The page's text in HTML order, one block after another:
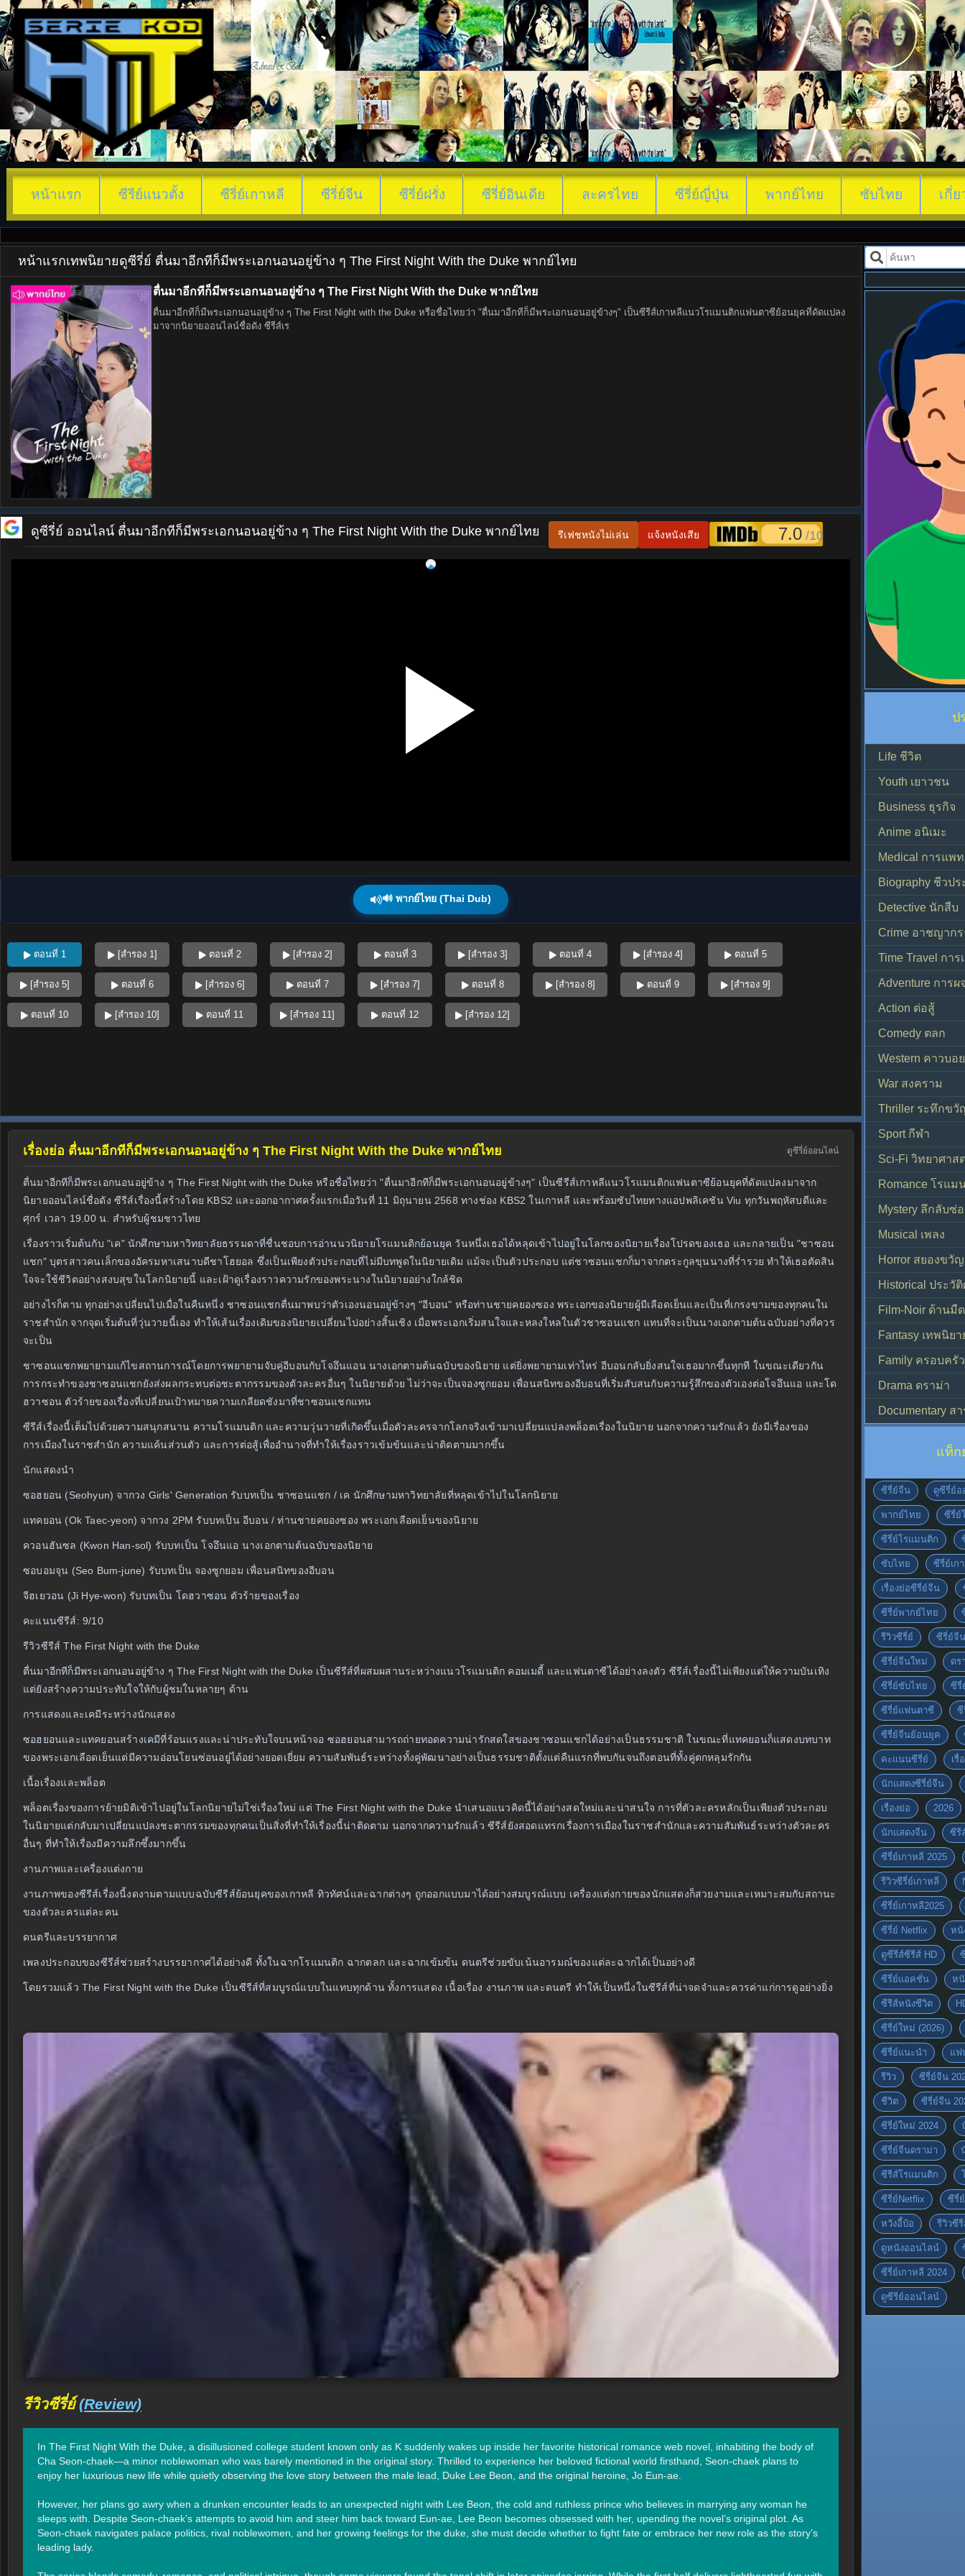
ตื่นมาอีกทีก็มีพระเอกนอนอยู่ข้าง ๆ The First Night With
หน้าแรก ซีรีย์แนวตั้ง ซีรี่ย์เกาหลี ซีรี่ย์จีน ซีรี่ย์ฝรั่ง ซีรี่ย์อินเดีย ละครไทย ซีรี่ย์ญี่ปุ่น พากย์ไทย ซับไทย เกี่ย
หน้าแรกเทพนิยายดูซีรี่ย์ ตื่นมาอีกทีก็มีพระเอกนอนอยู่ข้าง ๆ The First Night With the Duke พากย์ไทย
ตื่นมาอีกทีก็มีพระเอกนอนอยู่ข้าง ๆ The First Night With the Duke พากย์ไทย
ตื่นมาอีกทีก็มีพระเอกนอนอยู่ข้าง ๆ The First Night with the Duke หรือชื่อไทยว่า "ตื่นมาอีกทีก็มีพระเอกนอนอยู่ข้างๆ" เป็นซีรีส์เกาหลีแนวโรแมนติกแฟนตาซีย้อนยุคที่ดัดแปลง
มาจากนิยายออนไลน์ชื่อดัง ซีรีส์เร
ดูซีรี่ย์ ออนไลน์ ตื่นมาอีกทีก็มีพระเอกนอนอยู่ข้าง ๆ The First Night With the Duke พากย์ไทย รีเฟชหนังไม่เล่น แจ้งหนังเสีย 7.0 /10
🔊 พากย์ไทย (Thai Dub)
ตอนที่ 1 [สำรอง 1] ตอนที่ 2 [สำรอง 2] ตอนที่ 3 [สำรอง 3] ตอนที่ 4 [สำรอง 4] ตอนที่ 5
[สำรอง 5] ตอนที่ 6 [สำรอง 6] ตอนที่ 7 [สำรอง 7] ตอนที่ 8 [สำรอง 8] ตอนที่ 9 [สำรอง 9]
ตอนที่ 10 [สำรอง 10] ตอนที่ 11 [สำรอง 11] ตอนที่ 12 [สำรอง 12]
เรื่องย่อ ตื่นมาอีกทีก็มีพระเอกนอนอยู่ข้าง ๆ The First Night With the Duke พากย์ไทย ดูซีรี่ย์ออนไลน์
ตื่นมาอีกทีก็มีพระเอกนอนอยู่ข้าง ๆ The First Night with the Duke หรือชื่อไทยว่า "ตื่นมาอีกทีก็มีพระเอกนอนอยู่ข้างๆ" เป็นซีรีส์เกาหลีแนวโรแมนติกแฟนตาซีย้อนยุคที่ดัดแปลงมาจาก
นิยายออนไลน์ชื่อดัง ซีรีส์เรื่องนี้สร้างโดย KBS2 และออกอากาศครั้งแรกเมื่อวันที่ 11 มิถุนายน 2568 ทางช่อง KBS2 ในเกาหลี และพร้อมซับไทยทางแอปพลิเคชัน Viu ทุกวันพฤหัสบดีและ
ศุกร์ เวลา 19.00 น. สำหรับผู้ชมชาวไทย
เรื่องราวเริ่มต้นกับ "เค" นักศึกษามหาวิทยาลัยธรรมดาที่ชื่นชอบการอ่านนวนิยายโรแมนติกย้อนยุค วันหนึ่งเธอได้หลุดเข้าไปอยู่ในโลกของนิยายเรื่องโปรดของเธอ และกลายเป็น "ชาซอน
แชก" บุตรสาวคนเล็กของอัครมหาเสนาบดีชาโฮยอล ซึ่งเป็นเพียงตัวประกอบที่ไม่มีบทพูดในนิยายเดิม แม้จะเป็นตัวประกอบ แต่ชาซอนแชกก็มาจากตระกูลขุนนางที่ร่ำรวย ทำให้เธอตัดสิน
ใจจะใช้ชีวิตอย่างสงบสุขในโลกนิยายนี้ และเฝ้าดูเรื่องราวความรักของพระนางในนิยายอย่างใกล้ชิด
อย่างไรก็ตาม ทุกอย่างเปลี่ยนไปเมื่อในคืนหนึ่ง ชาซอนแชกตื่นมาพบว่าตัวเองนอนอยู่ข้างๆ "อีบอน" หรือท่านชายคยองซอง พระเอกของนิยายผู้มีเลือดเย็นและเป็นที่เกรงขามของทุกคนใน
ราชสำนัก จากจุดเริ่มต้นที่วุ่นวายนี้เอง ทำให้เส้นเรื่องเดิมของนิยายเปลี่ยนไปอย่างสิ้นเชิง เมื่อพระเอกเริ่มสนใจและหลงใหลในตัวชาซอนแชก แทนที่จะเป็นนางเอกตามต้นฉบับอย่างที่ควร
จะเป็น
ชาซอนแชกพยายามแก้ไขสถานการณ์โดยการพยายามจับคู่อีบอนกับโจอึนแอน นางเอกตามต้นฉบับของนิยาย แต่ยิ่งพยายามเท่าไหร่ อีบอนกลับยิ่งสนใจเธอมากขึ้นทุกที ในขณะเดียวกัน
การกระทำของชาซอนแชกยังส่งผลกระทบต่อชะตากรรมของตัวละครอื่นๆ ในนิยายด้วย ไม่ว่าจะเป็นจองซูกยอม เพื่อนสนิทของอีบอนที่เริ่มสับสนกับความรู้สึกของตัวเองต่อโจอึนแอ และโด
ฮวาซอน ตัวร้ายของเรื่องที่เปลี่ยนเป้าหมายความเกลียดชังมาที่ชาซอนแชกแทน
ซีรีส์เรื่องนี้เต็มไปด้วยความสนุกสนาน ความโรแมนติก และความวุ่นวายที่เกิดขึ้นเมื่อตัวละครจากโลกจริงเข้ามาเปลี่ยนแปลงพล็อตเรื่องในนิยาย นอกจากความรักแล้ว ยังมีเรื่องของ
การเมืองในราชสำนัก ความแค้นส่วนตัว และการต่อสู้เพื่ออำนาจที่ทำให้เรื่องราวเข้มข้นและน่าติดตามมากขึ้น
นักแสดงนำ
ซอฮยอน (Seohyun) จากวง Girls' Generation รับบทเป็น ชาซอนแชก / เค นักศึกษามหาวิทยาลัยที่หลุดเข้าไปในโลกนิยาย
แทคยอน (Ok Taec-yeon) จากวง 2PM รับบทเป็น อีบอน / ท่านชายคยองซอง พระเอกเลือดเย็นของนิยาย
ควอนฮันซล (Kwon Han-sol) รับบทเป็น โจอึนแอ นางเอกตามต้นฉบับของนิยาย
ซอบอมจุน (Seo Bum-june) รับบทเป็น จองซูกยอม เพื่อนสนิทของอีบอน
จีฮเยวอน (Ji Hye-won) รับบทเป็น โดฮวาซอน ตัวร้ายของเรื่อง
คะแนนซีรีส์: 9/10
รีวิวซีรีส์ The First Night with the Duke
ตื่นมาอีกทีก็มีพระเอกนอนอยู่ข้าง ๆ The First Night with the Duke เป็นซีรีส์ที่ผสมผสานระหว่างแนวโรแมนติก คอมเมดี้ และแฟนตาซีได้อย่างลงตัว ซีรีส์เรื่องนี้ไม่เพียงแต่ให้ความบันเทิง
แต่ยังสร้างความประทับใจให้กับผู้ชมในหลายๆ ด้าน
การแสดงและเคมีระหว่างนักแสดง
ซอฮยอนและแทคยอนสร้างเคมีที่ร้อนแรงและน่าประทับใจบนหน้าจอ ซอฮยอนสามารถถ่ายทอดความน่ารักสดใสของชาซอนแชกได้อย่างเป็นธรรมชาติ ในขณะที่แทคยอนก็แสดงบทบาท
ของพระเอกเลือดเย็นแต่มีความอ่อนโยนซ่อนอยู่ได้อย่างยอดเยี่ยม ความสัมพันธ์ระหว่างทั้งคู่พัฒนาอย่างเป็นธรรมชาติตั้งแต่คืนแรกที่พบกันจนถึงตอนที่ทั้งคู่ตกหลุมรักกัน
เนื้อเรื่องและพล็อต
พล็อตเรื่องของการย้ายมิติเข้าไปอยู่ในโลกนิยายไม่ใช่เรื่องใหม่ แต่ The First Night with the Duke นำเสนอแนวคิดนี้ได้อย่างสดใหม่และน่าสนใจ การที่ตัวละครหลักเป็นเพียงตัวประกอบ
ในนิยายแต่กลับมาเปลี่ยนแปลงชะตากรรมของทุกคนเป็นสิ่งที่ทำให้เรื่องนี้น่าติดตาม นอกจากความรักแล้ว ซีรีส์ยังสอดแทรกเรื่องการเมืองในราชสำนักและความสัมพันธ์ระหว่างตัวละคร
อื่นๆ ที่ทำให้เรื่องมีความลึกซึ้งมากขึ้น
งานภาพและเครื่องแต่งกาย
งานภาพของซีรีส์เรื่องนี้งดงามตามแบบฉบับซีรีส์ย้อนยุคของเกาหลี ทิวทัศน์และฉากต่างๆ ถูกออกแบบมาได้อย่างสมบูรณ์แบบ เครื่องแต่งกายของนักแสดงก็สวยงามและเหมาะสมกับสถานะ
ของตัวละครแต่ละคน
ดนตรีและบรรยากาศ
เพลงประกอบของซีรีส์ช่วยสร้างบรรยากาศได้อย่างดี ทั้งในฉากโรแมนติก ฉากตลก และฉากเข้มข้น ดนตรีช่วยขับเน้นอารมณ์ของแต่ละฉากได้เป็นอย่างดี
โดยรวมแล้ว The First Night with the Duke เป็นซีรีส์ที่สมบูรณ์แบบในแทบทุกด้าน ทั้งการแสดง เนื้อเรื่อง งานภาพ และดนตรี ทำให้เป็นหนึ่งในซีรีส์ที่น่าจดจำและควรค่าแก่การดูอย่างยิ่ง
รีวิวซีรี่ย์(Review)
In The First Night With the Duke, a disillusioned college student known only as K suddenly wakes up inside her favorite historical romance web novel, inhabiting the body of
Cha Seon-chaek—a minor noblewoman who was barely mentioned in the original story. Thrilled to experience her beloved fictional world firsthand, Seon-chaek plans to
enjoy her luxurious new life while quietly observing the love story between the male lead, Duke Lee Beon, and the original heroine, Jo Eun-ae.
However, her plans go awry when a drunken encounter leads to an unexpected night with Lee Beon, the cold and ruthless prince who believes in marrying any woman he
sleeps with. Despite Seon-chaek’s attempts to avoid him and steer him back toward Eun-ae, Lee Beon becomes obsessed with her, upending the novel’s original plot. As
Seon-chaek navigates palace politics, rival noblewomen, and her growing feelings for the duke, she must decide whether to fight fate or embrace her new role as the story’s
leading lady.
ป
Life ชีวิต
Youth เยาวชน
Business ธุรกิจ
Anime อนิเมะ
Medical การแพ
Biography ชีวปร
Detective นักสืบ
Crime อาชญาก
Time Travel กา
Adventure การ
Action ต่อสู้
Comedy ตลก
Western คาวบอ
War สงคราม
Thriller ระทึกขวั
Sport กีฬา
Sci-Fi วิทยาศาส
Romance โรแม
Mystery ลึกลับซ่
Musical เพลง
Horror สยองขวัญ
Historical ประวั
Film-Noir ด้านมื
Fantasy เทพนิยา
Family ครอบครัว
Drama ดราม่า
Documentary ส
แท็ก
ซีรี่ย์จีน ดูซีรี่ย์อ
พากย์ไทย ซีรี่ย์
ซีรี่ย์โรแมนติก
ซับไทย ซีรี่ย์เก
เรื่องย่อซีรี่ย์จีน
ซีรี่ย์พากย์ไทย
รีวิวซีรี่ย์ ซีรี่ย์จี
ซีรี่ย์จีนใหม่ ดร
ซีรี่ย์ซับไทย ซีรี่
ซีรี่ย์แฟนตาซี ซี
ซีรี่ย์จีนย้อนยุค
คะแนนซีรี่ย์ เรื่
นักแสดงซีรี่ย์จีน
เรื่องย่อ 2026
นักแสดงจีน ซีรี
ซีรี่ย์เกาหลี 2025
รีวิวซีรี่ย์เกาหลี
ซีรี่ย์เกาหลี2025
ซีรี่ย์ Netflix หนั
ดูซีรีส์ซีรีส์ HD
ซีรี่ย์แอคชั่น ห
ซีรีส์หนังชีวิต
ซีรี่ย์ใหม่ (2026)
ซีรี่ย์แนะนำ แฟ
รีวิว ซีรี่ย์จีน
ชีวิต ซีรี่ย์จีน
ซีรี่ย์ใหม่ 2024
ซีรี่ย์จีนดราม่า
ซีรีส์โรแมนติก
ซีรี่ย์Netflix ซีรี่
หวังอี้ป๋อ รีวิวซี
ดูหนังออนไลน์
ซีรี่ย์เกาหลี 2024
ดูซีรีย์ออนไลน์